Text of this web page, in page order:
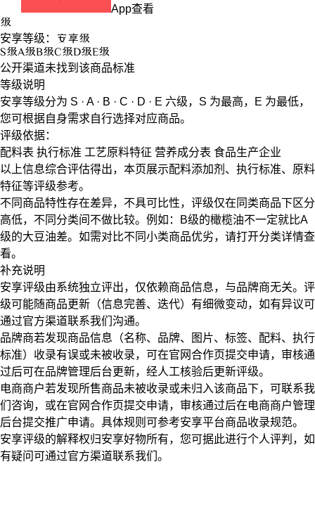
App查看
级
安享等级： 安享级
S级A级B级C级D级E级
公开渠道未找到该商品标准
等级说明
安享等级分为 S · A · B · C · D · E 六级， S 为最高， E 为最低，
您可根据自身需求自行选择对应商品。
评级依据：
配料表 执行标准 工艺原料特征 营养成分表 食品生产企业
以上信息综合评估得出，本页展示配料添加剂 、 执行标准、 原料
特征等评级参考。
不同商品特性存在差异，不具可比性，评级仅在 同类商品下区分
高低，不同分类间不做比较。例如：B级的橄榄油不一定就比A
级的大豆油差。如需对比不同小类商品优劣，请打开分类详情查
看。
补充说明
安享评级由系统独立评出，仅依赖商品信息， 与品牌商无关。评
级可能随商品更新（信息完善、迭代）有细微变动，如有异议可
通过官方渠道联系我们沟通。
品牌商若发现商品信息（名称、品牌、图片、标签、配料、执行
标准）收录有误或未被收录，可在官网合作页提交申请，审核通
过后可在品牌管理后台更新，经人工核验后更新评级。
电商商户若发现所售商品未被收录或未归入该商品下，可联系我
们咨询，或在官网合作页提交申请，审核通过后在电商商户管理
后台提交推广申请。具体规则可参考安享平台商品收录规范。
安享评级的解释权归安享好物所有，您可据此进行个人评判，如
有疑问可通过官方渠道联系我们。